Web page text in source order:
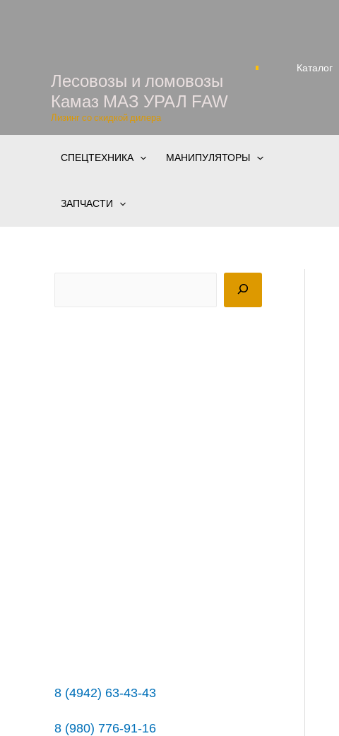
Лесовозы и ломовозы
Камаз МАЗ УРАЛ FAW
Лизинг со скидкой дилера
Каталог
СПЕЦТЕХНИКА МАНИПУЛЯТОРЫ
ЗАПЧАСТИ
8 (4942) 63-43-43
8 (980) 776-91-16